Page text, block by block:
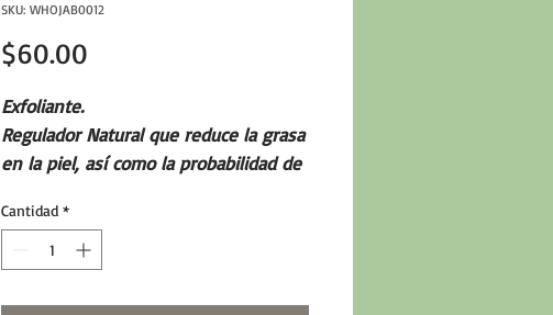
SKU: WHOJAB0012
$60.00
Exfoliante.
Regulador Natural que reduce la grasa
en la piel, así como la probabilidad de
remueve impurezas y elimina las
células muertas.
Libres de plomo y no toxicos.
Cantidad *